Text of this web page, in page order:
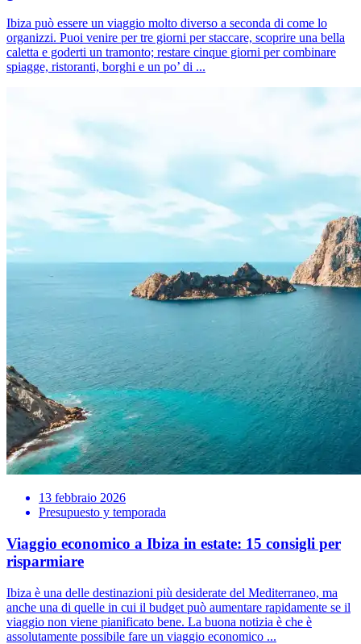
Ibiza può essere un viaggio molto diverso a seconda di come lo
organizzi. Puoi venire per tre giorni per staccare, scoprire una bella
caletta e goderti un tramonto; restare cinque giorni per combinare
spiagge, ristoranti, borghi e un po’ di ...
13 febbraio 2026
Presupuesto y temporada
Viaggio economico a Ibiza in estate: 15 consigli per
risparmiare
Ibiza è una delle destinazioni più desiderate del Mediterraneo, ma
anche una di quelle in cui il budget può aumentare rapidamente se il
viaggio non viene pianificato bene. La buona notizia è che è
assolutamente possibile fare un viaggio economico ...